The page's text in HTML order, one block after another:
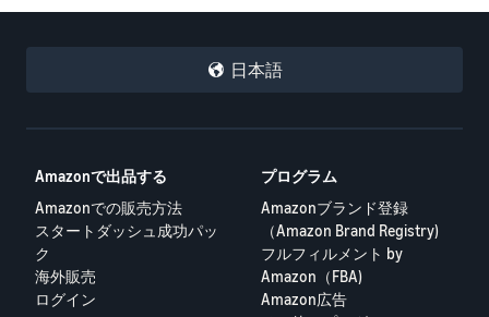
日本語
Amazonで出品する
Amazonでの販売方法
スタートダッシュ成功パッ
ク
海外販売
ログイン
プログラム
Amazonブランド登録
（Amazon Brand Registry)
フルフィルメント by
Amazon（FBA)
Amazon広告